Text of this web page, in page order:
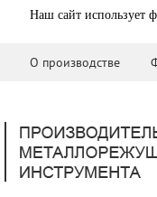
Наш сайт использует
О производстве